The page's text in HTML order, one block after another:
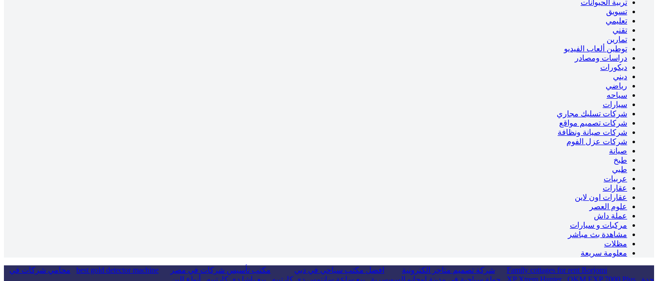
تربية الحيوانات
تسويق
تعليمي
تقني
تمارين
توطين ألعاب الفيديو
دراسات ومصادر
ديكورات
ديني
رياضي
سياحه
سيارات
شركات تسليك مجاري
شركات تصميم مواقع
شركات صيانة ونظافة
شركات عزل الفوم
صيانة
طبخ
طبي
عربيات
عقارات
عقارات اون لاين
علوم العصر
عملة داش
مركبات و سيارات
مشاهدة بث مباشر
مظلات
معلومة سريعة
Family cottages for rent Borjomi شركة تصميم متاجر الكترونية افضل مكتب سياحي في دبي مكتب تأسيس شركات في مصر best gold detector machine
محامي شركات في
جدة
XP Xtrem Hunter OKM EXP 7000 Plus جولة سياحية في مدينة لوجانو السويسرية بيع ساعة سانتوس دي كارتييه بيع باشا دي كارتييه أنواع البن